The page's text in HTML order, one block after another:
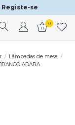
Registe-se
0
Lâmpadas de mesa
ADARA